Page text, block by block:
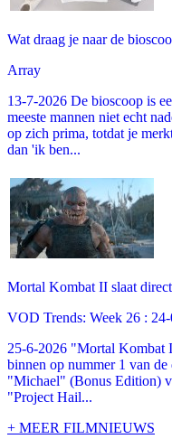
Wat draag je naar de
Array
13-7-2026 De bioscoop is
meeste mannen niet echt
op zich prima, totdat je
dan 'ik ben...
Mortal Kombat II slaat
VOD Trends: Week 26 :
25-6-2026 "Mortal Kombat
binnen op nummer 1 van
"Michael" (Bonus Edition)
"Project Hail...
+ MEER FILMNIEUWS